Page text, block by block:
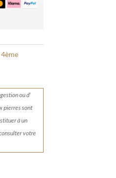
ou d’
pierres sont
à un
votre